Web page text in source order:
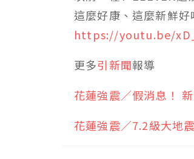
這麼好康、這麼新鮮
https://youtu.be/
更多引新聞報導
花蓮強震／假消息！
花蓮強震／7.2級大地